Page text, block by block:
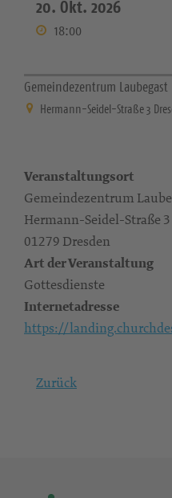
20. Okt. 2026
18:00
Gemeindezentrum Laubegast
Hermann-Seidel-Straße 3
Veranstaltungsort
Gemeindezentrum
Hermann-Seidel-Straße 3
01279 Dresden
Art der Veranstaltung
Gottesdienste
Internetadresse
https://
Zurück